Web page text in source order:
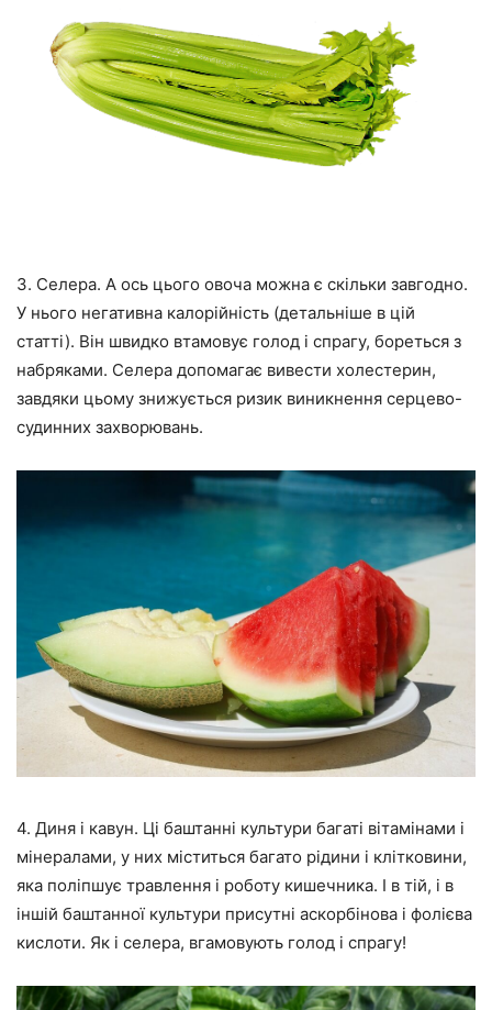
3. Селера. А ось цього овоча можна є скільки завгодно.
У нього негативна калорійність (детальніше в цій
статті). Він швидко втамовує голод і спрагу, бореться з
набряками. Селера допомагає вивести холестерин,
завдяки цьому знижується ризик виникнення серцево-
судинних захворювань.
4. Диня і кавун. Ці баштанні культури багаті вітамінами і
мінералами, у них міститься багато рідини і клітковини,
яка поліпшує травлення і роботу кишечника. І в тій, і в
іншій баштанної культури присутні аскорбінова і фолієва
кислоти. Як і селера, вгамовують голод і спрагу!